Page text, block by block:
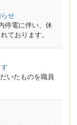
せ
停電に伴い、休
ております。
いたものを職員